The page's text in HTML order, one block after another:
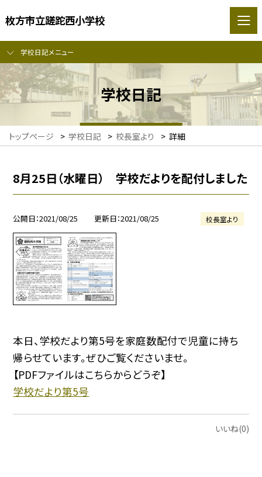
枚方市立蹉跎西小学校
学校日記メニュー
学校日記
トップページ > 学校日記 > 校長室より > 詳細
8月25日（水曜日） 学校だよりを配付しました
公開日 2021/08/25 更新日 2021/08/25 校長室より
本日、学校だより第5号を家庭数配付で児童に持ち
帰らせています。ぜひご覧くださいませ。
【PDFファイルはこちらからどうぞ】
学校だより第5号
いいね(0)